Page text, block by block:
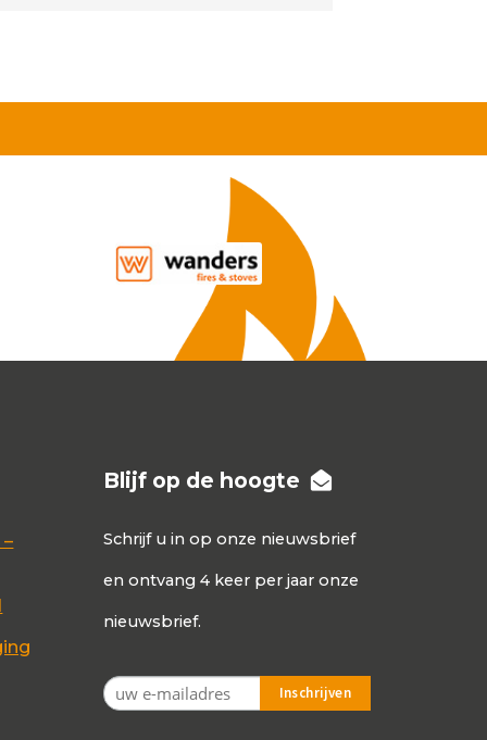
Blijf op de hoogte
Schrijf u in op onze nieuwsbrief
en ontvang 4 keer per jaar onze
nieuwsbrief.